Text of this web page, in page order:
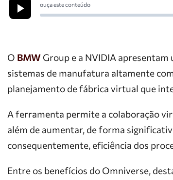
ouça este conteúdo
O BMW Group e a NVIDIA
sistemas de manufatura altamente
planejamento de fábrica virtual que
A ferramenta permite a colaboração
além de aumentar, de forma
consequentemente, eficiência dos
Entre os benefícios do Omniverse,